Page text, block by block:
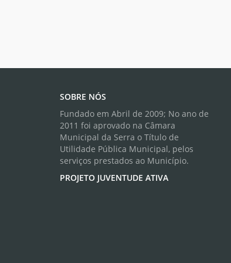
SOBRE NÓS
Fundado em Abril de 2009; No ano de
2011 foi aprovado na Câmara
Municipal da Serra o Título de
Utilidade Pública Municipal, pelos
serviços prestados ao Município.
PROJETO JUVENTUDE ATIVA